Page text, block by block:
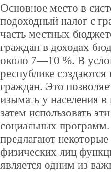
Основное место в
подоходный налог с
часть местных
граждан в доходах
около 7—10 %. В
республике
граждан. Это
изымать у населения
затем использовать
социальных
предлагают
физических лиц
является одним из